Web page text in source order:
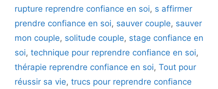
rupture reprendre confiance en soi, s affirmer
prendre confiance en soi, sauver couple, sauver
mon couple, solitude couple, stage confiance en
soi, technique pour reprendre confiance en soi,
thérapie reprendre confiance en soi, Tout pour
réussir sa vie, trucs pour reprendre confiance